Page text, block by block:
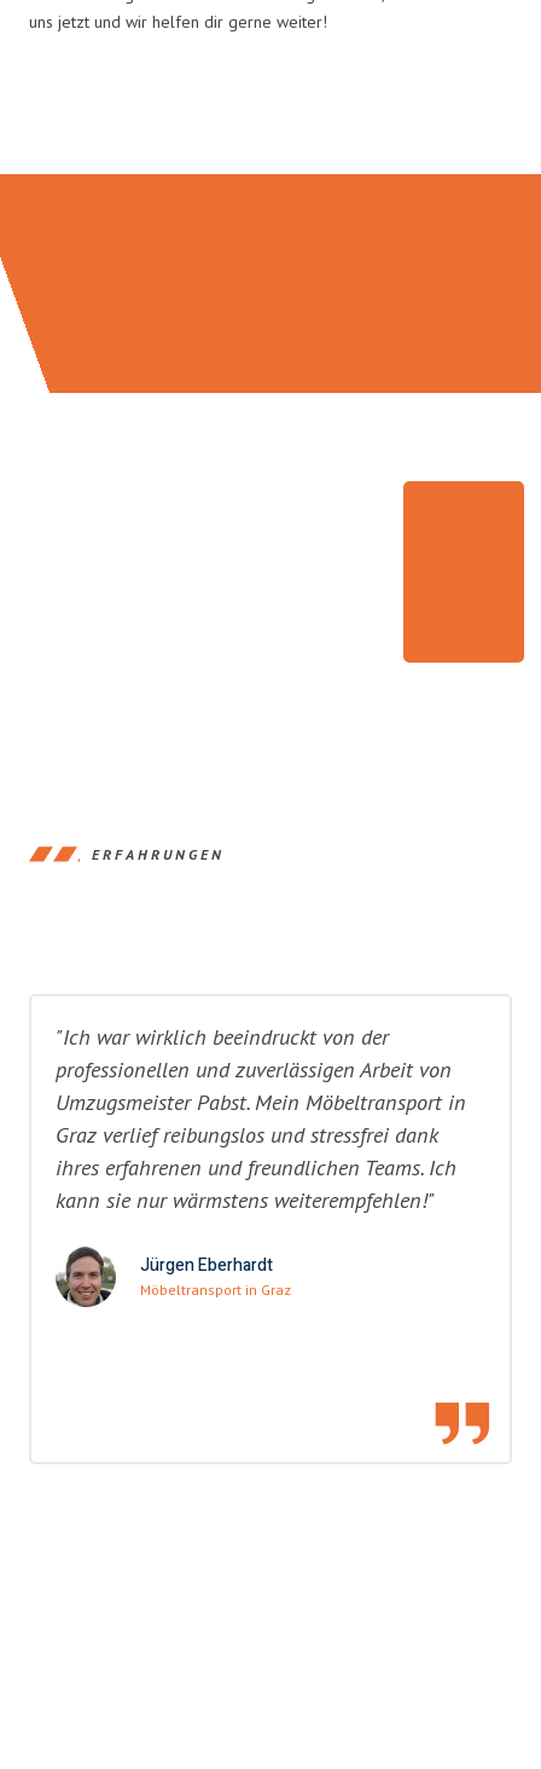
uns jetzt und wir helfen dir gerne weiter!
ERFAHRUNGEN
"Ich war wirklich beeindruckt von der
professionellen und zuverlässigen Arbeit von
Umzugsmeister Pabst. Mein Möbeltransport in
Graz verlief reibungslos und stressfrei dank
ihres erfahrenen und freundlichen Teams. Ich
kann sie nur wärmstens weiterempfehlen!"
Jürgen Eberhardt
Möbeltransport in Graz